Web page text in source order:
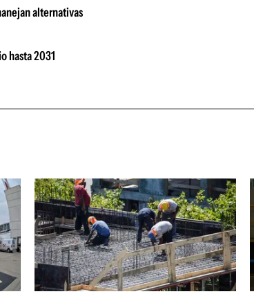
alternativas
hasta 2031